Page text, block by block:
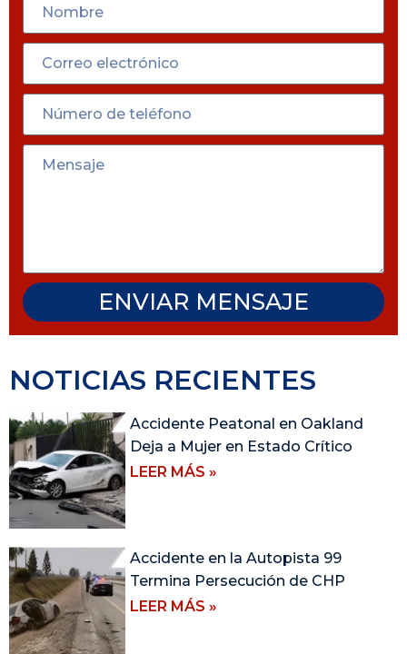
ENVIAR MENSAJE
NOTICIAS RECIENTES
Accidente Peatonal en Oakland
Deja a Mujer en Estado Crítico
LEER MÁS »
Accidente en la Autopista 99
Termina Persecución de CHP
LEER MÁS »